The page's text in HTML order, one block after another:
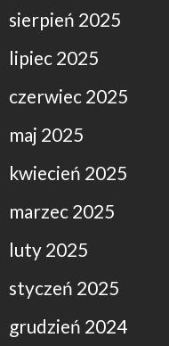
sierpień 2025
lipiec 2025
czerwiec 2025
maj 2025
kwiecień 2025
marzec 2025
luty 2025
styczeń 2025
grudzień 2024